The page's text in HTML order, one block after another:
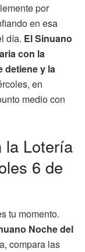
por
en esa
día. El Sinuano
con la
detiene y la
en
medio con
la Lotería
6 de
tu momento.
Noche del
compara las